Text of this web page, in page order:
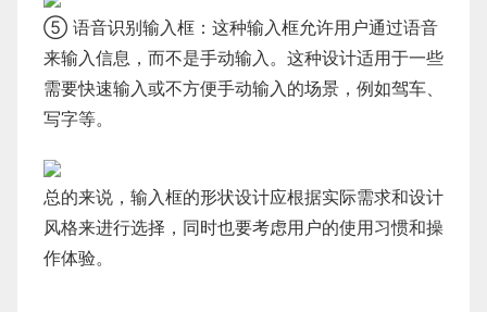
⑤ 语音识别输入框：这种输入框允许用户通过语音
来输入信息，而不是手动输入。这种设计适用于一些
需要快速输入或不方便手动输入的场景，例如驾车、
写字等。
总的来说，输入框的形状设计应根据实际需求和设计
风格来进行选择，同时也要考虑用户的使用习惯和操
作体验。